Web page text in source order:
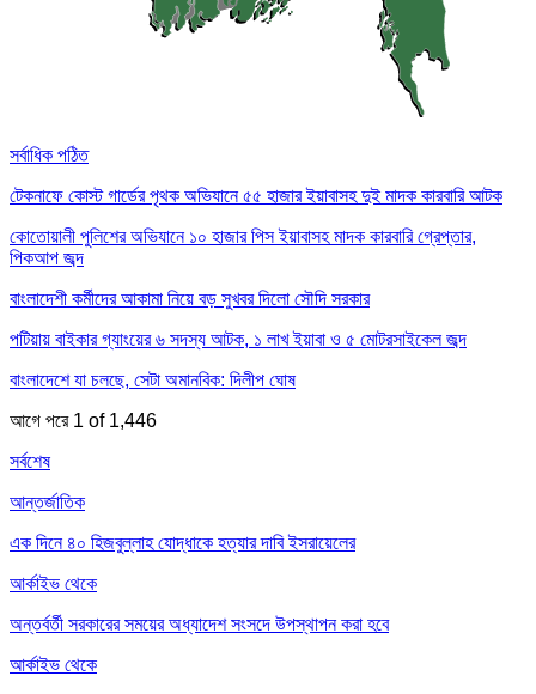
সর্বাধিক পঠিত
টেকনাফে কোস্ট গার্ডের পৃথক অভিযানে ৫৫ হাজার ইয়াবাসহ দুই মাদক কারবারি আটক
কোতোয়ালী পুলিশের অভিযানে ১০ হাজার পিস ইয়াবাসহ মাদক কারবারি গ্রেপ্তার,
পিকআপ জব্দ
বাংলাদেশী কর্মীদের আকামা নিয়ে বড় সুখবর দিলো সৌদি সরকার
পটিয়ায় বাইকার গ্যাংয়ের ৬ সদস্য আটক, ১ লাখ ইয়াবা ও ৫ মোটরসাইকেল জব্দ
বাংলাদেশে যা চলছে, সেটা অমানবিক: দিলীপ ঘোষ
আগে পরে 1 of 1,446
সর্বশেষ
আন্তর্জাতিক
এক দিনে ৪০ হিজবুল্লাহ যোদ্ধাকে হত্যার দাবি ইসরায়েলের
আর্কাইভ থেকে
অন্তর্বর্তী সরকারের সময়ের অধ্যাদেশ সংসদে উপস্থাপন করা হবে
আর্কাইভ থেকে